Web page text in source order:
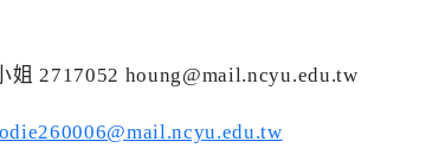
姐2717052 houng@mail.ncyu.edu.tw